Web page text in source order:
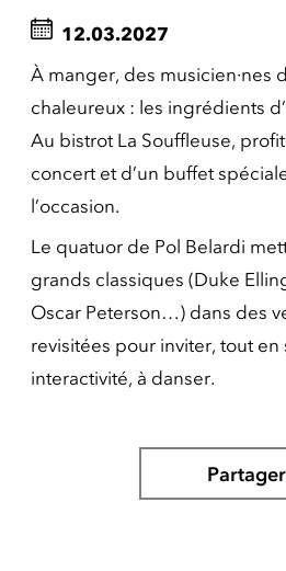
12.03.2027
À manger, des musicien·nes
chaleureux : les ingrédients
Au bistrot La Souffleuse,
concert et d’un buffet
l’occasion.
Le quatuor de Pol Belardi
grands classiques (Duke
Oscar Peterson…) dans des
revisitées pour inviter, tout
interactivité, à danser.
Partager